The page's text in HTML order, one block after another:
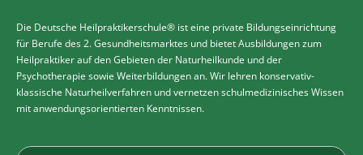
Die Deutsche Heilpraktikerschule® ist eine private Bildungseinrichtung
für Berufe des 2. Gesundheitsmarktes und bietet Ausbildungen zum
Heilpraktiker auf den Gebieten der Naturheilkunde und der
Psychotherapie sowie Weiterbildungen an. Wir lehren konservativ-
klassische Naturheilverfahren und vernetzen schulmedizinisches Wissen
mit anwendungsorientierten Kenntnissen.